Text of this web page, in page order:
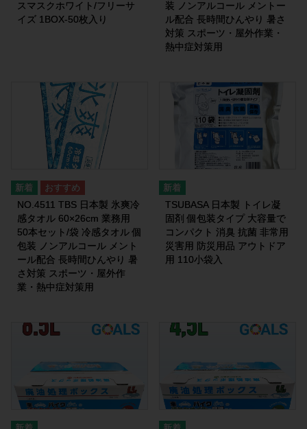
スマスクホワイト/フリーサ
イズ 1BOX-50枚入り
装 ノンアルコール メントー
ル配合 長時間ひんやり 暑さ
対策 スポーツ・屋外作業・
熱中症対策用
NO.4511 TBS 日本製 氷爽冷
感タオル 60×26cm 業務用
50本セット/袋 冷感タオル 個
包装 ノンアルコール メント
ール配合 長時間ひんやり 暑
さ対策 スポーツ・屋外作
業・熱中症対策用
TSUBASA 日本製 トイレ凝
固剤 個包装タイプ 大容量で
コンパクト 消臭 抗菌 非常用
災害用 防災用品 アウトドア
用 110小袋入